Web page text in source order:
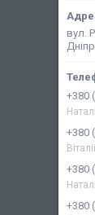
вул.
+380
+380
+380
+380